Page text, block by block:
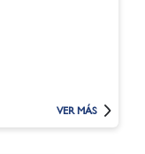
VER MÁS